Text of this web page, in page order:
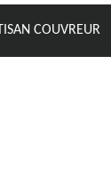
COUVREUR